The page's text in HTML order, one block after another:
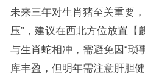
未来三年对生肖猪至关重要
压”，建议在西北方位放置【
与生肖蛇相冲，需避免因“琐
库丰盈，但明年需注意肝胆健